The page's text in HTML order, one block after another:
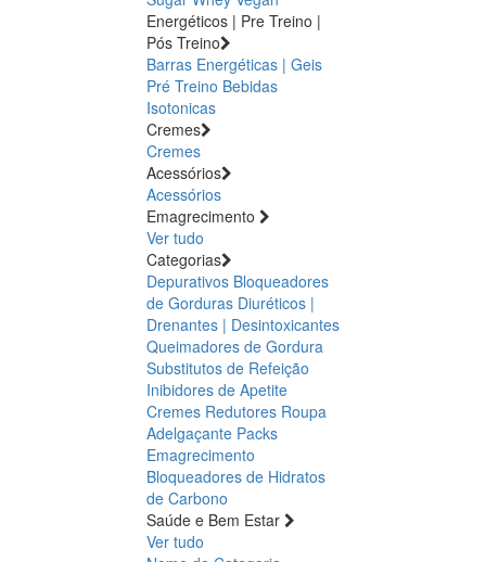
Energéticos | Pre Treino |
Pós Treino
Barras Energéticas | Geis
Pré Treino Bebidas
Isotonicas
Cremes
Cremes
Acessórios
Acessórios
Emagrecimento
Ver tudo
Categorias
Depurativos Bloqueadores
de Gorduras Diuréticos |
Drenantes | Desintoxicantes
Queimadores de Gordura
Substitutos de Refeição
Inibidores de Apetite
Cremes Redutores Roupa
Adelgaçante Packs
Emagrecimento
Bloqueadores de Hidratos
de Carbono
Saúde e Bem Estar
Ver tudo